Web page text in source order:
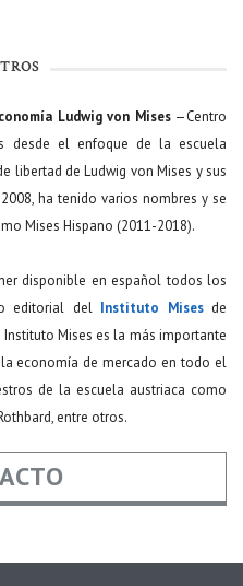
Ludwig von Mises—Centro
desde el enfoque de la escuela
libertad de Ludwig von Mises y sus
ha tenido varios nombres y se
Mises Hispano (2011-2018).
disponible en español todos los
editorial del Instituto Misesde
Mises es la más importante
economía de mercado en todo el
de la escuela austriaca como
entre otros.